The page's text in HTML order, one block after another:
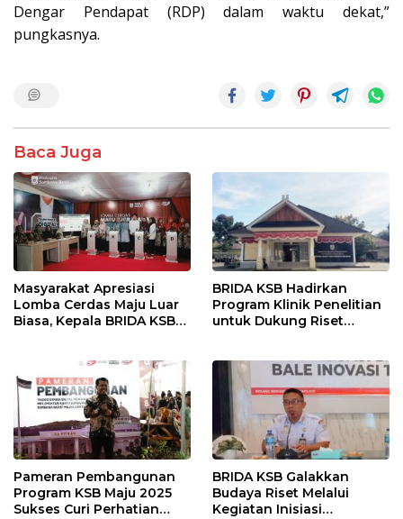
Dengar Pendapat (RDP) dalam waktu dekat,”
pungkasnya.
Baca Juga
Masyarakat Apresiasi
Lomba Cerdas Maju Luar
Biasa, Kepala BRIDA KSB
BRIDA KSB Hadirkan
Program Klinik Penelitian
untuk Dukung Riset
Pameran Pembangunan
Program KSB Maju 2025
Sukses Curi Perhatian
BRIDA KSB Galakkan
Budaya Riset Melalui
Kegiatan Inisiasi